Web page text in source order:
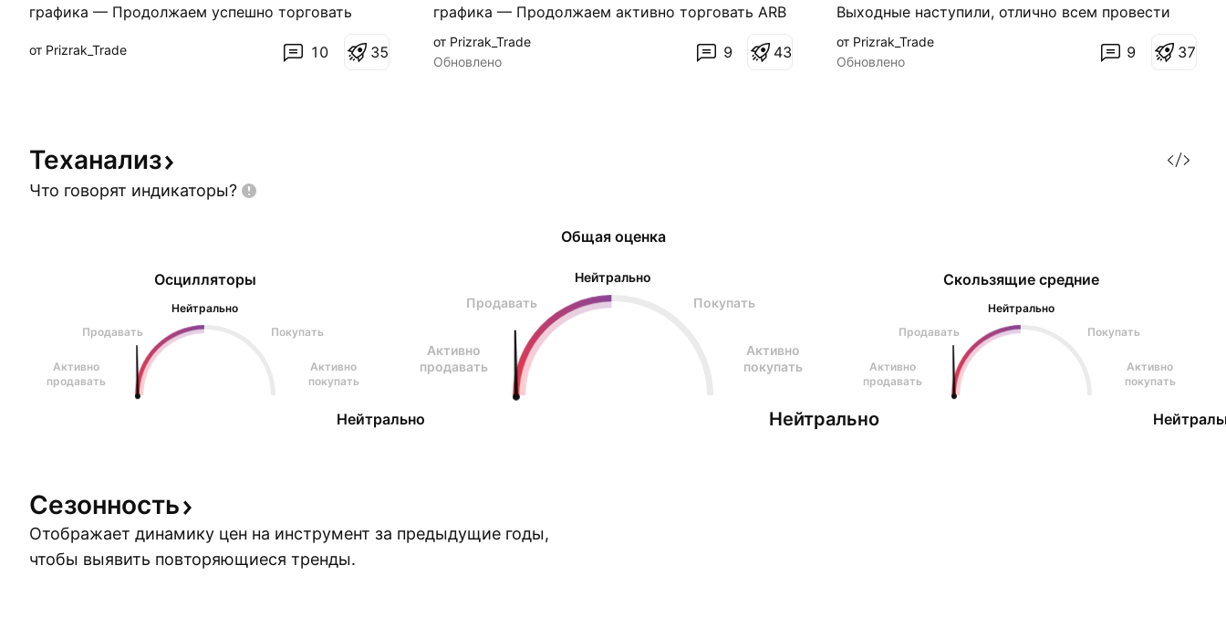
графика — Продолжаем успешно торговать
остаётся в работе. — Лонг также продолжает
от Prizrak_Trade 10 35
графика — Продолжаем активно торговать ARB
в обе стороны и забирать движение внутри
локального диапазона. 📈📉 — Вчера, как и
от Prizrak_Trade
Обновлено
9 43
Выходные наступили, отлично всем провести
время, перезагрузиться и набраться сил перед
новой торговой неделей. — Ну а мы в лёгком
от Prizrak_Trade
Обновлено
9 37
Теханализ
Что говорят индикаторы?
Осцилляторы
Нейтрально
Продавать
Покупать
Активно
продавать
Активно
покупать
Нейтрально
Общая оценка
Нейтрально
Продавать
Покупать
Активно
продавать
Активно
покупать
Нейтрально
Скользящие средние
Нейтрально
Продавать
Покупать
Активно
продавать
Активно
покупать
Сезонность
Отображает динамику цен на инструмент за предыдущие годы,
чтобы выявить повторяющиеся тренды.